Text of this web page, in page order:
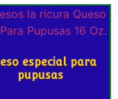
especial para
pupusas